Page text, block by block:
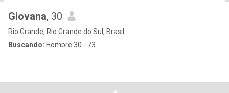
Giovana, 30
Rio Grande, Rio Grande do Sul, Brasil
Buscando: Hombre 30 - 73